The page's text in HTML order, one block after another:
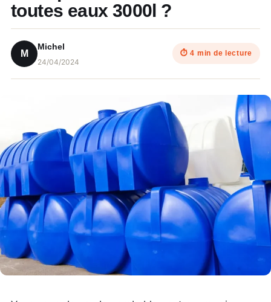
toutes eaux 3000l ?
M
Michel
24/04/2024
⏱ 4 min de lecture